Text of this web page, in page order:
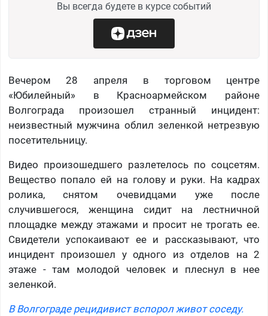
Вы всегда будете в курсе событий
Вечером 28 апреля в торговом центре
«Юбилейный» в Красноармейском районе
Волгограда произошел странный инцидент:
неизвестный мужчина облил зеленкой нетрезвую
посетительницу.
Видео произошедшего разлетелось по соцсетям.
Вещество попало ей на голову и руки. На кадрах
ролика, снятом очевидцами уже после
случившегося, женщина сидит на лестничной
площадке между этажами и просит не трогать ее.
Свидетели успокаивают ее и рассказывают, что
инцидент произошел у одного из отделов на 2
этаже - там молодой человек и плеснул в нее
зеленкой.
В Волгограде рецидивист вспорол живот соседу.